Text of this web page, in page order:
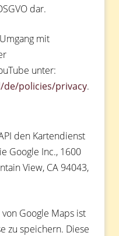
dar.
mit
unter:
policies/privacy.
den Kartendienst
Google Inc., 1600
View, CA 94043,
Google Maps ist
zu speichern. Diese